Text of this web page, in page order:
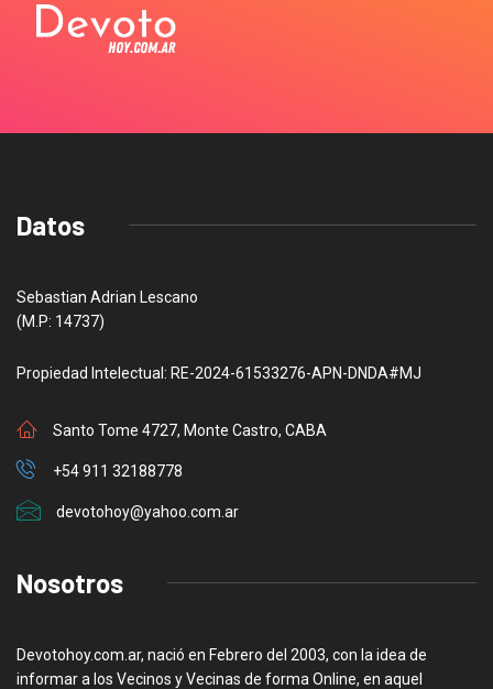
Datos
Sebastian Adrian Lescano
(M.P: 14737)
Propiedad Intelectual: RE-2024-61533276-APN-DNDA#MJ
Santo Tome 4727, Monte Castro, CABA
+54 911 32188778
devotohoy@yahoo.com.ar
Nosotros
Devotohoy.com.ar, nació en Febrero del 2003, con la idea de
informar a los Vecinos y Vecinas de forma Online, en aquel